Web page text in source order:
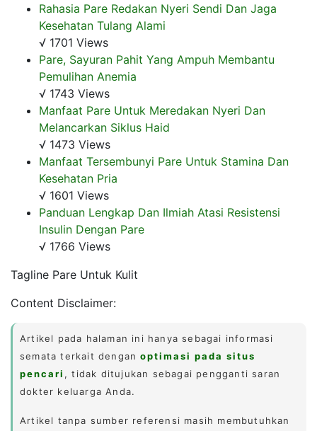
Rahasia Pare Redakan Nyeri Sendi Dan Jaga
Kesehatan Tulang Alami
√ 1701 Views
Pare, Sayuran Pahit Yang Ampuh Membantu
Pemulihan Anemia
√ 1743 Views
Manfaat Pare Untuk Meredakan Nyeri Dan
Melancarkan Siklus Haid
√ 1473 Views
Manfaat Tersembunyi Pare Untuk Stamina Dan
Kesehatan Pria
√ 1601 Views
Panduan Lengkap Dan Ilmiah Atasi Resistensi
Insulin Dengan Pare
√ 1766 Views
Tagline Pare Untuk Kulit
Content Disclaimer:
Artikel pada halaman ini hanya sebagai informasi
semata terkait denganoptimasi pada situs
pencari , tidak ditujukan sebagai pengganti saran
dokter keluarga Anda.
Artikel tanpa sumber referensi masih membutuhkan